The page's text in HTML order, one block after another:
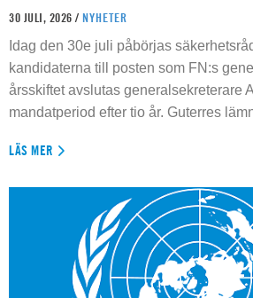
30 JULI, 2026 / NYHETER
Idag den 30e juli påbörjas
kandidaterna till posten som FN:s
årsskiftet avslutas generalsekreterare
mandatperiod efter tio år. Guterres
LÄS MER